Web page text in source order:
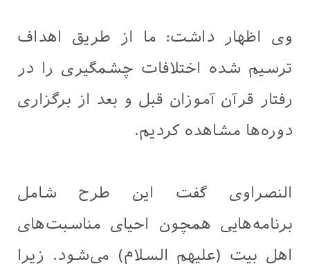
وی اظهار داشت: ما از طریق اهداف
ترسیم شده اختلافات چشمگیری را در
رفتار قرآن آموزان قبل و بعد از برگزاری
دوره‌ها مشاهده کردیم.
النصراوی گفت این طرح شامل
برنامه‌هایی همچون احیای مناسبت‌های
اهل بیت (علیهم السلام) می‌شود. زیرا